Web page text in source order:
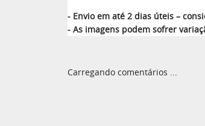
- Envio em até 2 dias úteis –
- As imagens podem sofrer
Carregando comentários ...